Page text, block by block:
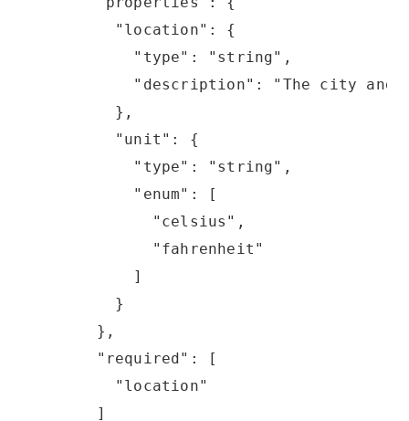
          "location": {
            "type": "string",
"description": "The city and
          },
          "unit": {
            "type": "string",
            "enum": [
              "celsius",
              "fahrenheit"
            ]
          }
        },
        "required": [
          "location"
        ]